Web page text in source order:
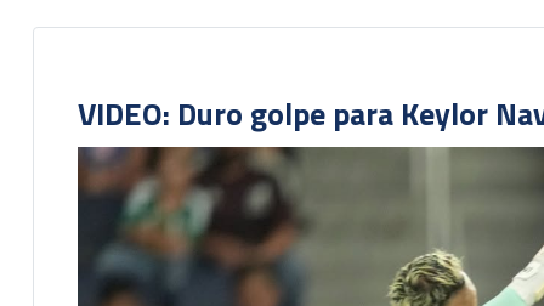
VIDEO: Duro golpe para Keylor